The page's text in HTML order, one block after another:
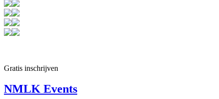
Gratis inschrijven
NMLK Events